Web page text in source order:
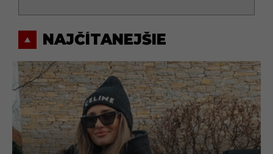
NAJČÍTANEJŠIE